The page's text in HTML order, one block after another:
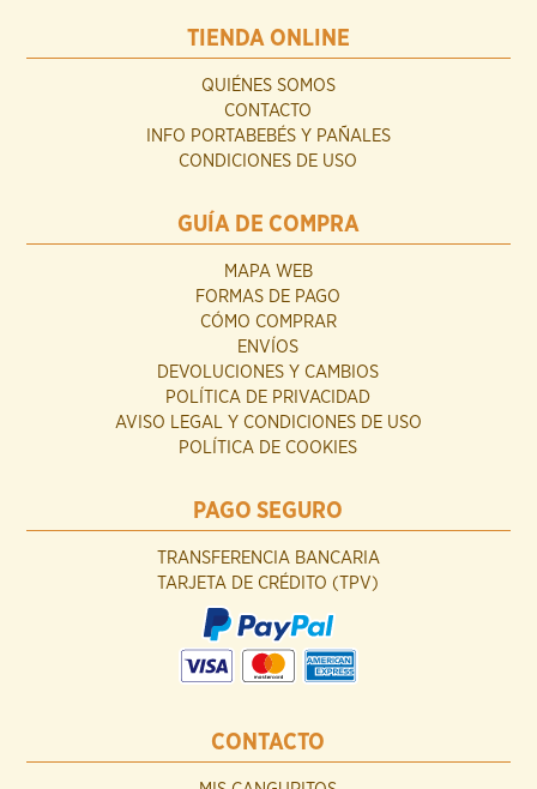
TIENDA ONLINE
QUIÉNES SOMOS
CONTACTO
INFO PORTABEBÉS Y PAÑALES
CONDICIONES DE USO
GUÍA DE COMPRA
MAPA WEB
FORMAS DE PAGO
CÓMO COMPRAR
ENVÍOS
DEVOLUCIONES Y CAMBIOS
POLÍTICA DE PRIVACIDAD
AVISO LEGAL Y CONDICIONES DE USO
POLÍTICA DE COOKIES
PAGO SEGURO
TRANSFERENCIA BANCARIA
TARJETA DE CRÉDITO (TPV)
CONTACTO